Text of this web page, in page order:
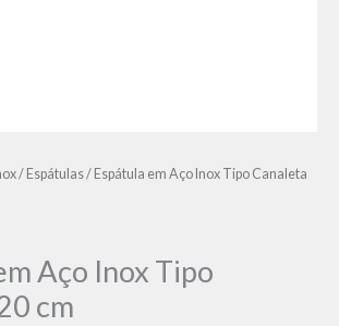
/ Espátulas/ Espátula em Aço Inox Tipo Canaleta
Aço Inox Tipo
cm